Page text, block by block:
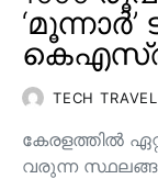
TECH
കേരളത്തിൽ
വരുന്ന